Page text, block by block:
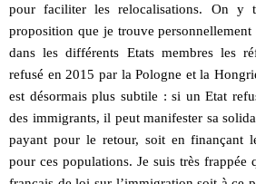
pour faciliter les relocalisations. On y
proposition que je trouve
dans les différents Etats membres les
refusé en 2015 par la Pologne et la
est désormais plus subtile : si un Etat
des immigrants, il peut manifester sa
payant pour le retour, soit en finançant
pour ces populations. Je suis très frappée